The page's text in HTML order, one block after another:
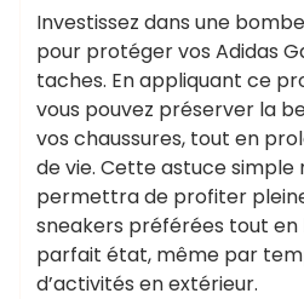
Investissez dans une
pour protéger vos Adidas
taches. En appliquant ce
vous pouvez préserver la
vos chaussures, tout en
de vie. Cette astuce simple
permettra de profiter
sneakers préférées tout
parfait état, même par
d’activités en extérieur.